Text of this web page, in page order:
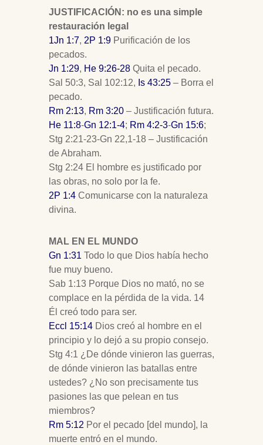
JUSTIFICACIÓN: no es una simple
restauración legal
1Jn 1:7, 2P 1:9 Purificación de los
pecados.
Jn 1:29, He 9:26-28 Quita el pecado.
Sal 50:3, Sal 102:12, Is 43:25 – Borra el
pecado.
Rm 2:13, Rm 3:20 – Justificación futura.
He 11:8-Gn 12:1-4; Rm 4:2-3-Gn 15:6;
Stg 2:21-23-Gn 22,1-18 – Justificación
de Abraham.
Stg 2:24 El hombre es justificado por
las obras, no solo por la fe.
2P 1:4 Comunicarse con la naturaleza
divina.
MAL EN EL MUNDO
Gn 1:31 Todo lo que Dios había hecho
fue muy bueno.
Sab 1:13 Porque Dios no mató, no se
complace en la pérdida de la vida. 14
Él creó todo para ser.
Eccl 15:14 Dios creó al hombre en el
principio y lo dejó a su propio consejo.
Stg 4:1 ¿De dónde vinieron las guerras,
de dónde vinieron las batallas entre
ustedes? ¿No son precisamente tus
pasiones las que pelean en tus
miembros?
Rm 5:12 Por el pecado [del mundo], la
muerte entró en el mundo.